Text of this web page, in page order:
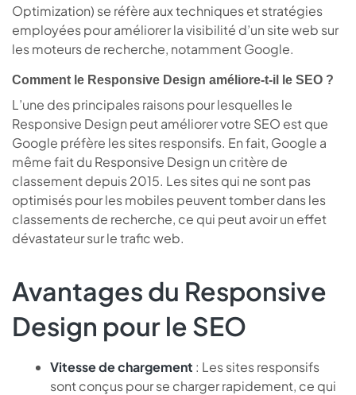
Optimization) se réfère aux techniques et stratégies
employées pour améliorer la visibilité d’un site web sur
les moteurs de recherche, notamment Google.
Comment le Responsive Design améliore-t-il le SEO ?
L’une des principales raisons pour lesquelles le
Responsive Design peut améliorer votre SEO est que
Google préfère les sites responsifs. En fait, Google a
même fait du Responsive Design un critère de
classement depuis 2015. Les sites qui ne sont pas
optimisés pour les mobiles peuvent tomber dans les
classements de recherche, ce qui peut avoir un effet
dévastateur sur le trafic web.
Avantages du Responsive
Design pour le SEO
Vitesse de chargement : Les sites responsifs
sont conçus pour se charger rapidement, ce qui